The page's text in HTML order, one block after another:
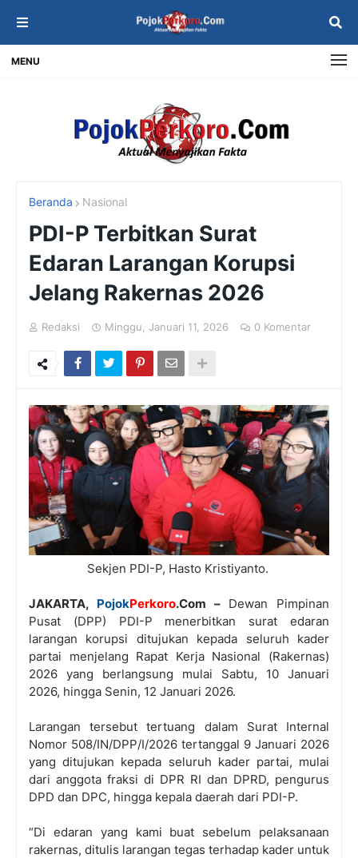
MENU
Beranda Nasional
PDI-P Terbitkan Surat
Edaran Larangan Korupsi
Jelang Rakernas 2026
Redaksi Minggu, Januari 11, 2026 0 Komentar
Sekjen PDI-P, Hasto Kristiyanto.
JAKARTA, PojokPerkoro.Com – Dewan Pimpinan
Pusat (DPP) PDI-P menerbitkan surat edaran
larangan korupsi ditujukan kepada seluruh kader
partai menjelang Rapat Kerja Nasional (Rakernas)
2026 yang berlangsung mulai Sabtu, 10 Januari
2026, hingga Senin, 12 Januari 2026.
Larangan tersebut tertuang dalam Surat Internal
Nomor 508/IN/DPP/I/2026 tertanggal 9 Januari 2026
yang ditujukan kepada seluruh kader partai, mulai
dari anggota fraksi di DPR RI dan DPRD, pengurus
DPD dan DPC, hingga kepala daerah dari PDI-P.
“Di edaran yang kami buat sebelum pelaksanaan
rakernas, ditulis larangan tegas terhadap kader untuk